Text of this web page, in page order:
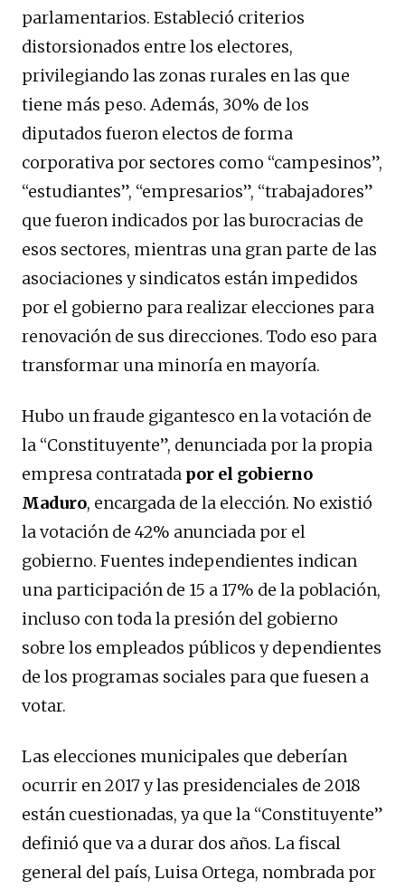
parlamentarios. Estableció criterios
distorsionados entre los electores,
privilegiando las zonas rurales en las que
tiene más peso. Además, 30% de los
diputados fueron electos de forma
corporativa por sectores como “campesinos”,
“estudiantes”, “empresarios”, “trabajadores”
que fueron indicados por las burocracias de
esos sectores, mientras una gran parte de las
asociaciones y sindicatos están impedidos
por el gobierno para realizar elecciones para
renovación de sus direcciones. Todo eso para
transformar una minoría en mayoría.
Hubo un fraude gigantesco en la votación de
la “Constituyente”, denunciada por la propia
empresa contratada por el gobierno
Maduro, encargada de la elección. No existió
la votación de 42% anunciada por el
gobierno. Fuentes independientes indican
una participación de 15 a 17% de la población,
incluso con toda la presión del gobierno
sobre los empleados públicos y dependientes
de los programas sociales para que fuesen a
votar.
Las elecciones municipales que deberían
ocurrir en 2017 y las presidenciales de 2018
están cuestionadas, ya que la “Constituyente”
definió que va a durar dos años. La fiscal
general del país, Luisa Ortega, nombrada por